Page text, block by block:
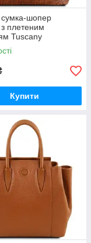
сумка-шопер
плетеним
Tuscany
(Cinnamon)
Купити